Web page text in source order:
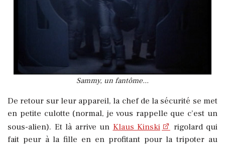
Sammy, un fantôme...
De retour sur leur appareil, la chef de la sécurité se met
en petite culotte (normal, je vous rappelle que c’est un
sous-alien). Et là arrive un Klaus Kinski
rigolard qui
fait peur à la fille en en profitant pour la tripoter au